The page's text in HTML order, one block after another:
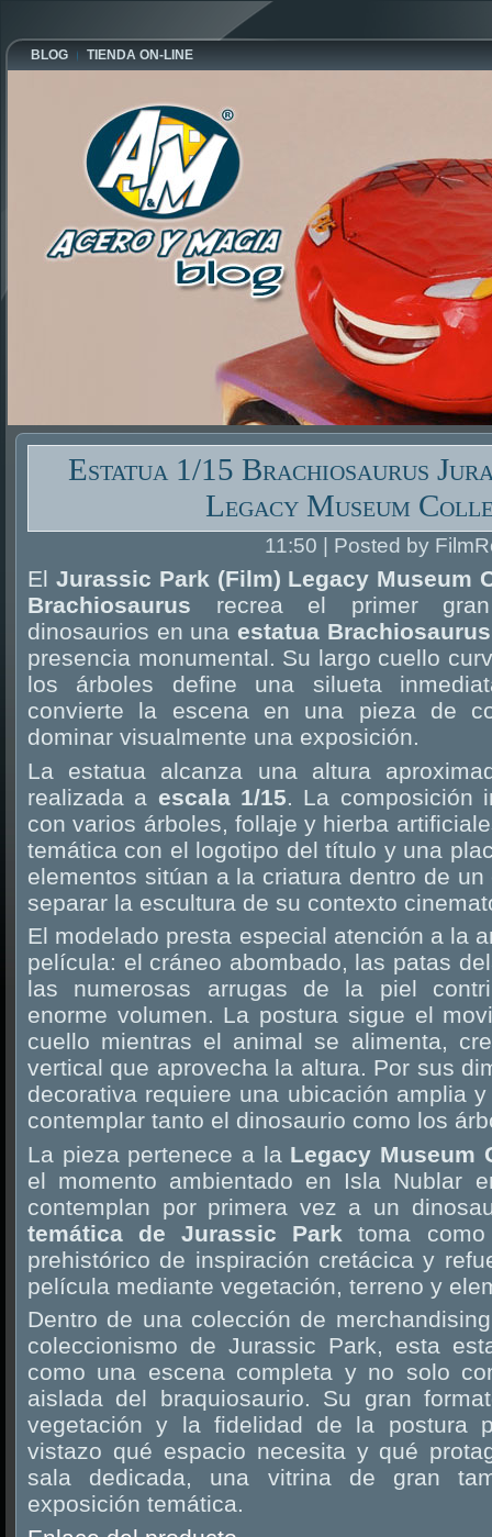
BLOG TIENDA ON-LINE
Estatua 1/15 Brachiosaurus
Legacy Museum
11:50 | Posted by
El Jurassic Park (Film) Legacy Museum
Brachiosaurus recrea el primer
dinosaurios en una estatua
presencia monumental. Su largo cuello
los árboles define una silueta
convierte la escena en una pieza de
dominar visualmente una exposición.
La estatua alcanza una altura
realizada a escala 1/15. La composición
con varios árboles, follaje y hierba
temática con el logotipo del título y una
elementos sitúan a la criatura dentro de
separar la escultura de su contexto
El modelado presta especial atención a la
película: el cráneo abombado, las patas
las numerosas arrugas de la piel
enorme volumen. La postura sigue el
cuello mientras el animal se alimenta,
vertical que aprovecha la altura. Por sus
decorativa requiere una ubicación amplia
contemplar tanto el dinosaurio como los
La pieza pertenece a la Legacy Museum
el momento ambientado en Isla Nublar
contemplan por primera vez a un
temática de Jurassic Park toma
prehistórico de inspiración cretácica y
película mediante vegetación, terreno y
Dentro de una colección de
coleccionismo de Jurassic Park, esta
como una escena completa y no solo
aislada del braquiosaurio. Su gran
vegetación y la fidelidad de la postura
vistazo qué espacio necesita y qué
sala dedicada, una vitrina de gran
exposición temática.